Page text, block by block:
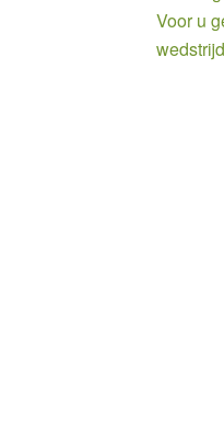
Voor u